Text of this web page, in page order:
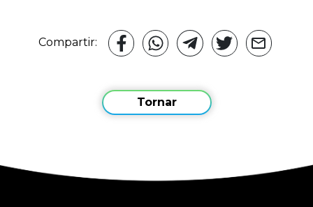
Compartir:
Tornar